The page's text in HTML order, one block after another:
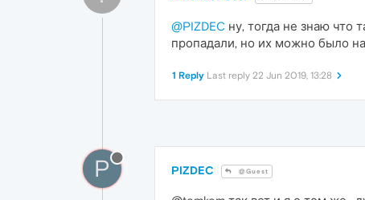
@PIZDEC ну, тогда не знаю что
пропадали, но их можно было
1 Reply Last reply 22 Jun 2019, 13:28
P PIZDEC @Guest